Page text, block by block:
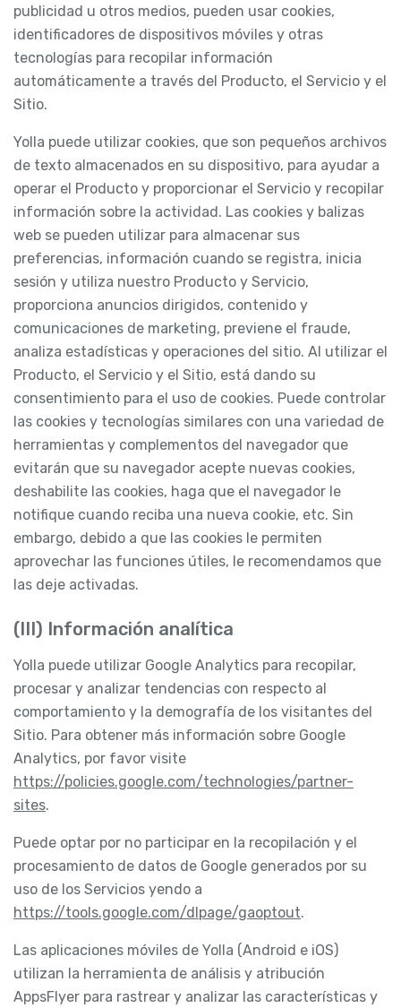
publicidad u otros medios, pueden usar cookies,
identificadores de dispositivos móviles y otras
tecnologías para recopilar información
automáticamente a través del Producto, el Servicio y el
Sitio.
Yolla puede utilizar cookies, que son pequeños archivos
de texto almacenados en su dispositivo, para ayudar a
operar el Producto y proporcionar el Servicio y recopilar
información sobre la actividad. Las cookies y balizas
web se pueden utilizar para almacenar sus
preferencias, información cuando se registra, inicia
sesión y utiliza nuestro Producto y Servicio,
proporciona anuncios dirigidos, contenido y
comunicaciones de marketing, previene el fraude,
analiza estadísticas y operaciones del sitio. Al utilizar el
Producto, el Servicio y el Sitio, está dando su
consentimiento para el uso de cookies. Puede controlar
las cookies y tecnologías similares con una variedad de
herramientas y complementos del navegador que
evitarán que su navegador acepte nuevas cookies,
deshabilite las cookies, haga que el navegador le
notifique cuando reciba una nueva cookie, etc. Sin
embargo, debido a que las cookies le permiten
aprovechar las funciones útiles, le recomendamos que
las deje activadas.
(III) Información analítica
Yolla puede utilizar Google Analytics para recopilar,
procesar y analizar tendencias con respecto al
comportamiento y la demografía de los visitantes del
Sitio. Para obtener más información sobre Google
Analytics, por favor visite
https://policies.google.com/technologies/partner-
sites.
Puede optar por no participar en la recopilación y el
procesamiento de datos de Google generados por su
uso de los Servicios yendo a
https://tools.google.com/dlpage/gaoptout.
Las aplicaciones móviles de Yolla (Android e iOS)
utilizan la herramienta de análisis y atribución
AppsFlyer para rastrear y analizar las características y